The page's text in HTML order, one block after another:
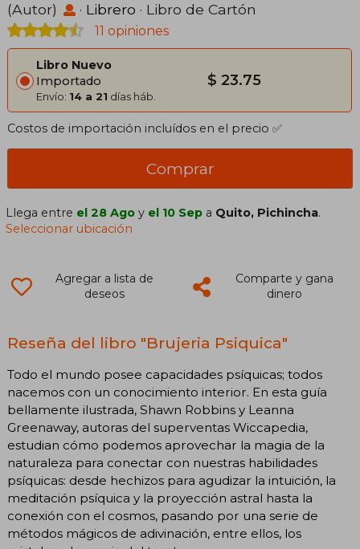
(Autor)
· Librero · Libro de Cartón
11 opiniones
Libro Nuevo
Importado
Envío: 14 a 21 días háb.
$ 23.75
Costos de importación incluídos en el precio ✅
Comprar
Llega entre el 28 Ago y el 10 Sep a Quito, Pichincha.
Seleccionar ubicación
Agregar a lista de
deseos
Comparte y gana
dinero
Reseña del libro "Brujeria Psiquica"
Todo el mundo posee capacidades psíquicas; todos
nacemos con un conocimiento interior. En esta guía
bellamente ilustrada, Shawn Robbins y Leanna
Greenaway, autoras del superventas Wiccapedia,
estudian cómo podemos aprovechar la magia de la
naturaleza para conectar con nuestras habilidades
psíquicas: desde hechizos para agudizar la intuición, la
meditación psíquica y la proyección astral hasta la
conexión con el cosmos, pasando por una serie de
métodos mágicos de adivinación, entre ellos, los